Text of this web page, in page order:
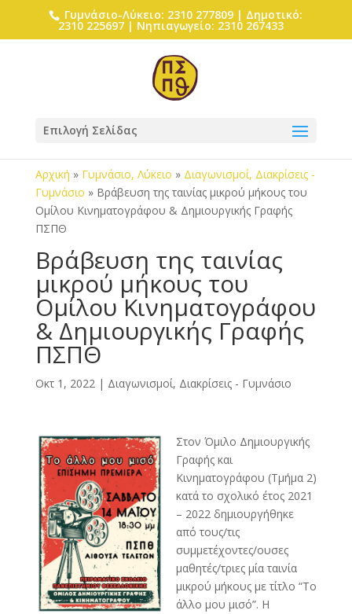
Γυμνάσιο-Λύκειο: 2310 277809 | Δημοτικό:
2310 225697 | Νηπιαγωγείο: 2310 267433
Επιλογή Σελίδας
Αρχική » Γυμνάσιο, Λύκειο » Διαγωνισμοί, Διακρίσεις -
Γυμνάσιο » Βράβευση της ταινίας μικρού μήκους του
Ομίλου Κινηματογράφου & Δημιουργικής Γραφής
ΠΣΠΘ
Βράβευση της ταινίας
μικρού μήκους του
Ομίλου Κινηματογράφου
& Δημιουργικής Γραφής
ΠΣΠΘ
Οκτ 1, 2022| Διαγωνισμοί, Διακρίσεις - Γυμνάσιο
Στον Όμιλο Δημιουργικής
Γραφής και
Κινηματογράφου (Τμήμα 2)
κατά το σχολικό έτος 2021
– 2022 δημιουργήθηκε
από τους/τις
συμμετέχοντες/ουσες
μαθητές/τριες μία ταινία
μικρού μήκους με τίτλο “Το
άλλο μου μισό”. Η